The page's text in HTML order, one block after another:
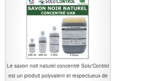
Le savon noir naturel concentré Solu'Control
est un produit polyvalent et respectueux de